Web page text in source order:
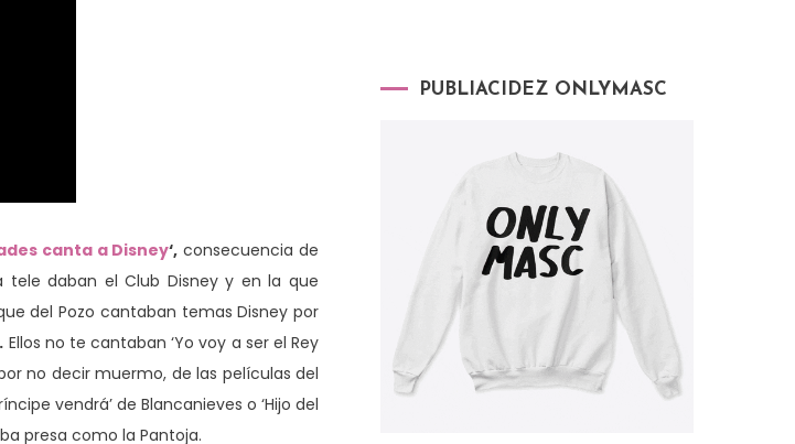
canta a Disney‘, consecuencia de
tele daban el Club Disney y en la que
del Pozo cantaban temas Disney por
Ellos no te cantaban ‘Yo voy a ser el Rey
no decir muermo, de las películas del
vendrá’ de Blancanieves o ‘Hijo del
presa como la Pantoja.
PUBLIACIDEZ ONLYMASC